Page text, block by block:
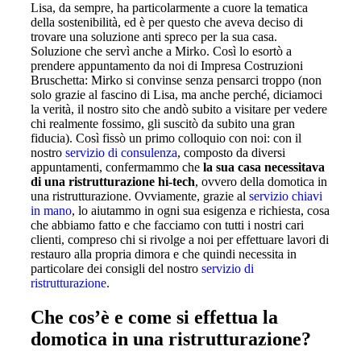
Lisa, da sempre, ha particolarmente a cuore la tematica
della sostenibilità, ed è per questo che aveva deciso di
trovare una soluzione anti spreco per la sua casa.
Soluzione che servì anche a Mirko. Così lo esortò a
prendere appuntamento da noi di Impresa Costruzioni
Bruschetta: Mirko si convinse senza pensarci troppo (non
solo grazie al fascino di Lisa, ma anche perché, diciamoci
la verità, il nostro sito che andò subito a visitare per vedere
chi realmente fossimo, gli suscitò da subito una gran
fiducia). Così fissò un primo colloquio con noi: con il
nostro servizio di consulenza, composto da diversi
appuntamenti, confermammo che la sua casa necessitava
di una ristrutturazione hi-tech, ovvero della domotica in
una ristrutturazione. Ovviamente, grazie al servizio chiavi
in mano, lo aiutammo in ogni sua esigenza e richiesta, cosa
che abbiamo fatto e che facciamo con tutti i nostri cari
clienti, compreso chi si rivolge a noi per effettuare lavori di
restauro alla propria dimora e che quindi necessita in
particolare dei consigli del nostro servizio di
ristrutturazione.
Che cos’è e come si effettua la
domotica in una ristrutturazione?